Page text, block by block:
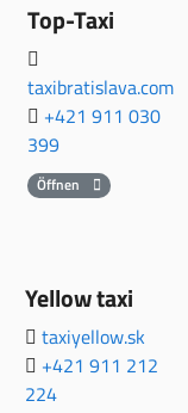
Top-Taxi
taxibratislava.com
+421 911 030
399
Öffnen
Yellow taxi
taxiyellow.sk
+421 911 212
224